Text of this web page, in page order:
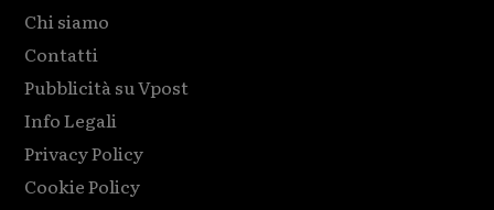
Chi siamo
Contatti
Pubblicità su Vpost
Info Legali
Privacy Policy
Cookie Policy